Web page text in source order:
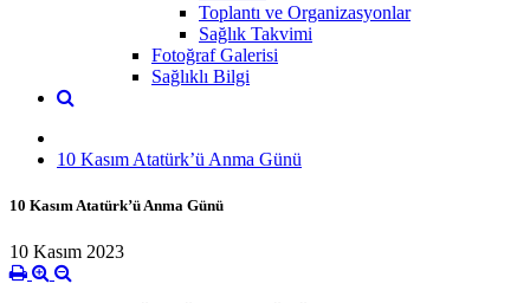
Toplantı ve Organizasyonlar
Sağlık Takvimi
Fotoğraf Galerisi
Sağlıklı Bilgi
10 Kasım Atatürk’ü Anma Günü
10 Kasım Atatürk’ü Anma Günü
10 Kasım 2023